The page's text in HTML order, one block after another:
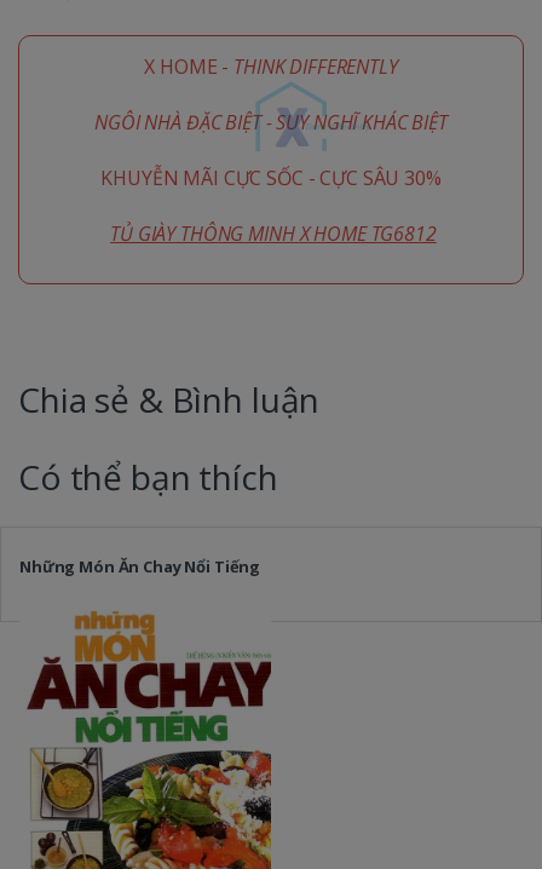
X HOME - THINK DIFFERENTLY
NGÔI NHÀ ĐẶC BIỆT - SUY NGHĨ KHÁC BIỆT
KHUYỄN MÃI CỰC SỐC - CỰC SÂU 30%
TỦ GIÀY THÔNG MINH X HOME TG6812
Chia sẻ & Bình luận
Có thể bạn thích
Những Món Ăn Chay Nổi Tiếng